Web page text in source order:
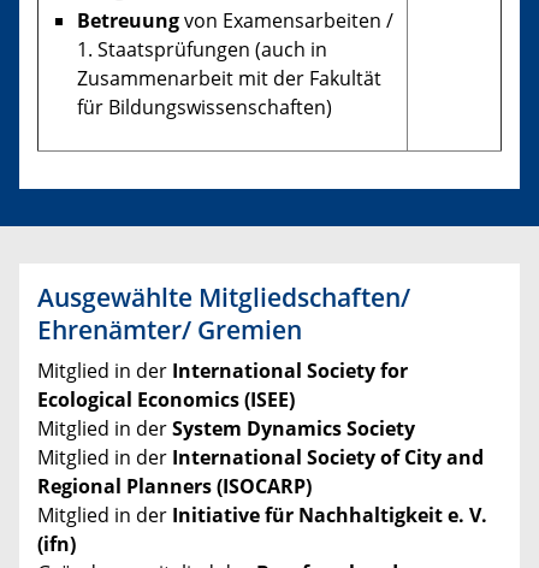
Betreuungvon Examensarbeiten /
1. Staatsprüfungen (auch in
Zusammenarbeit mit der Fakultät
für Bildungswissenschaften)
Ausgewählte Mitgliedschaften/
Ehrenämter/ Gremien
Mitglied in der International Society for
Ecological Economics (ISEE)
Mitglied in derSystem Dynamics Society
Mitglied in der International Society of City and
Regional Planners (ISOCARP)
Mitglied in der Initiative für Nachhaltigkeit e. V.
(ifn)